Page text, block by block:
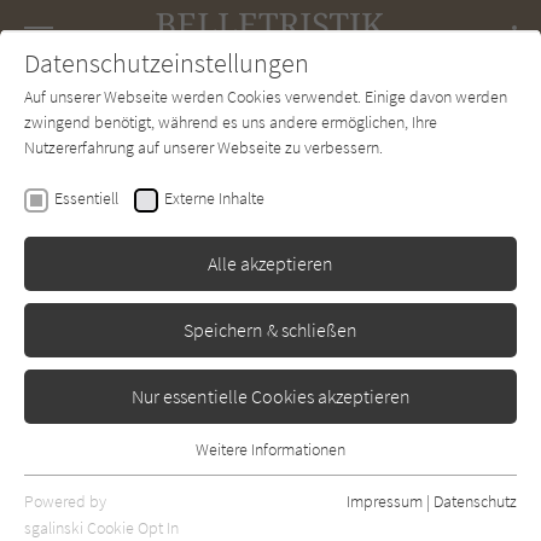
SUCHE Forum Charts Newsletter
Jan Wagner
Der verschlossene Raum.
Beiläufige Prosa
Hanser
Datenschutzeinstellungen
Auf unserer Webseite werden Cookies verwendet. Einige davon werden
zwingend benötigt, während es uns andere ermöglichen, Ihre
Nutzererfahrung auf unserer Webseite zu verbessern.
Essentiell Externe Inhalte
Alle akzeptieren
Speichern & schließen
Nur essentielle Cookies akzeptieren
Essentielle Cookies werden für grundlegende Funktionen der
Webseite benötigt. Dadurch ist gewährleistet, dass die Webseite
Weitere Informationen
Powered by
sgalinski Cookie Opt In
Impressum | Datenschutz